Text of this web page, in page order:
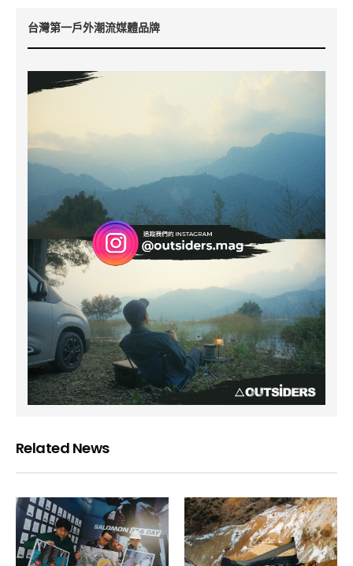
台灣第一戶外潮流媒體品牌
Related News